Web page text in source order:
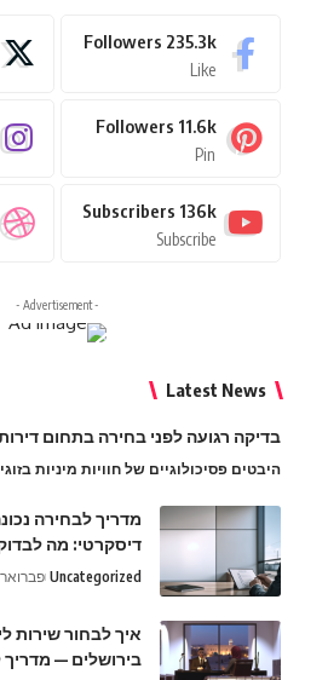
235.3k
Followers
Like
11.6k
Followers
Pin
136k
Subscribers
Subscribe
- Advertisement -
Latest News
בדיקה רגועה לפני בחירה בתחום
היבטים פסיכולוגיים של חוויות מיניות
מדריך לבחירה
דיסקרטי: מה
Uncategorized פברואר 18, 2026
איך לבחור שירות
בירושלים — מדריך